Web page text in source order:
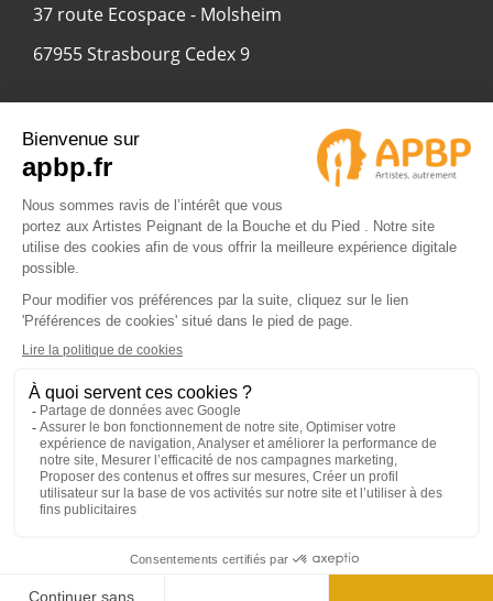
37 route Ecospace - Molsheim
67955 Strasbourg Cedex 9
© 2024 APBP